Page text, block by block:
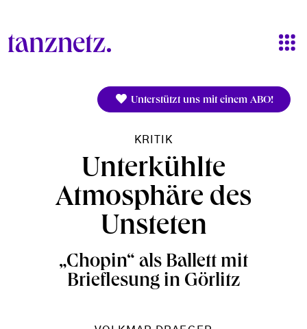
Unterstützt uns mit einem ABO!
KRITIK
Unterkühlte
Atmosphäre des
Unsteten
„Chopin“ als Ballett mit
Brieflesung in Görlitz